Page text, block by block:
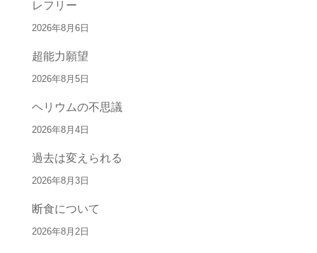
レフリー
2026年8月6日
超能力願望
2026年8月5日
ヘリウムの不思議
2026年8月4日
過去は変えられる
2026年8月3日
断食について
2026年8月2日